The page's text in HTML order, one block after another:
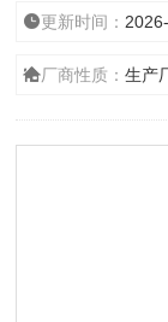
更新时间：
厂商性质：生产